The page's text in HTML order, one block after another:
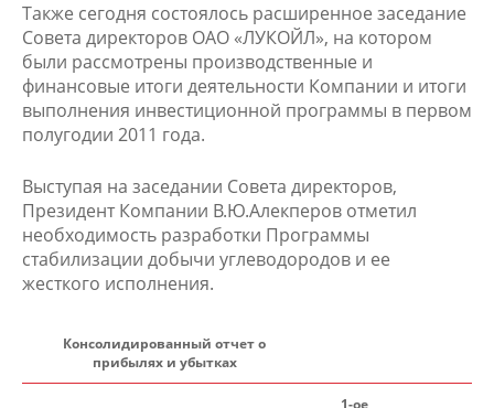
Также сегодня состоялось расширенное заседание
Совета директоров ОАО «ЛУКОЙЛ», на котором
были рассмотрены производственные и
финансовые итоги деятельности Компании и итоги
выполнения инвестиционной программы в первом
полугодии 2011 года.
Выступая на заседании Совета директоров,
Президент Компании В.Ю.Алекперов отметил
необходимость разработки Программы
стабилизации добычи углеводородов и ее
жесткого исполнения.
Консолидированный отчет о
прибылях и убытках
1-ое